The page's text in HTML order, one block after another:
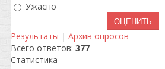
Ужасно
Результаты | Архив опросов
Всего ответов: 377
Статистика